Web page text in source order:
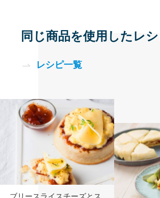
同じ商品を使用したレ
レシピ一覧